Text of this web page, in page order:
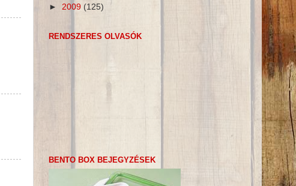
► 2009 (125)
RENDSZERES OLVASÓK
BENTO BOX BEJEGYZÉSEK